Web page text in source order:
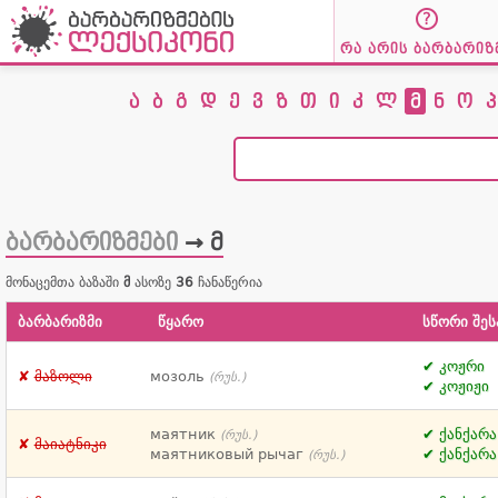
რა არის
ა ბ გ დ ე ვ ზ თ ი კ ლ მ ნ ო პ
ბარბარიზმები → მ
მონაცემთა ბაზაში მ ასოზე 36 ჩანაწერია
ბარბარიზმი წყარო სწორი
მაზოლი мозоль (რუს.)
კოჟრი
კოჟიჟი
მაიატნიკი
маятник (რუს.)
маятниковый рычаг (რუს.)
ქანქარა